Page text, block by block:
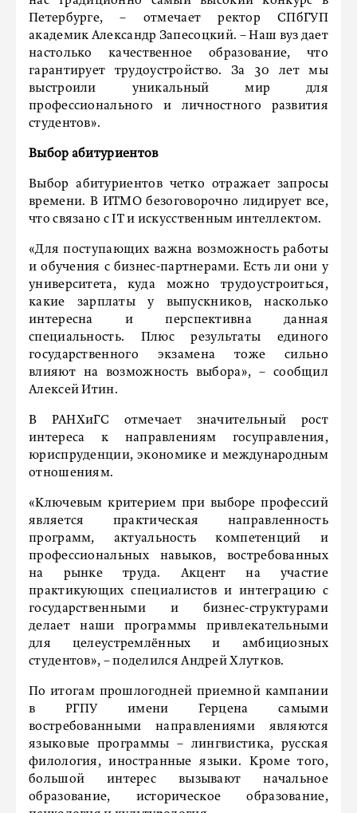
Петербурге, – отмечает ректор СПбГУП
академик Александр Запесоцкий. – Наш вуз дает
настолько качественное образование, что
гарантирует трудоустройство. За 30 лет мы
выстроили уникальный мир для
профессионального и личностного развития
студентов».
Выбор абитуриентов
Выбор абитуриентов четко отражает запросы
времени. В ИТМО безоговорочно лидирует все,
что связано с IT и искусственным интеллектом.
«Для поступающих важна возможность работы
и обучения с бизнес-партнерами. Есть ли они у
университета, куда можно трудоустроиться,
какие зарплаты у выпускников, насколько
интересна и перспективна данная
специальность. Плюс результаты единого
государственного экзамена тоже сильно
влияют на возможность выбора», – сообщил
Алексей Итин.
В РАНХиГС отмечает значительный рост
интереса к направлениям госуправления,
юриспруденции, экономике и международным
отношениям.
«Ключевым критерием при выборе профессий
является практическая направленность
программ, актуальность компетенций и
профессиональных навыков, востребованных
на рынке труда. Акцент на участие
практикующих специалистов и интеграцию с
государственными и бизнес-структурами
делает наши программы привлекательными
для целеустремлённых и амбициозных
студентов», – поделился Андрей Хлутков.
По итогам прошлогодней приемной кампании
в РГПУ имени Герцена самыми
востребованными направлениями являются
языковые программы – лингвистика, русская
филология, иностранные языки. Кроме того,
большой интерес вызывают начальное
образование, историческое образование,